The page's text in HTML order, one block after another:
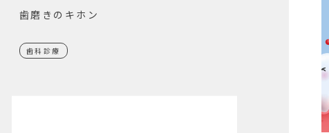
歯磨きのキホン
歯科診療